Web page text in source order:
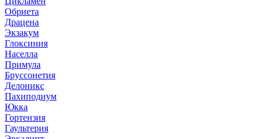
Обриета
Драцена
Экзакум
Глоксиния
Населла
Примула
Бруссонетия
Делоникс
Пахиподиум
Юкка
Гортензия
Гаультерия